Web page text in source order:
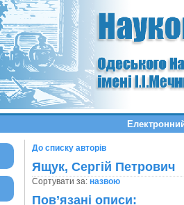
До списку авторів
Ящук, Сергій Петрович
Сортувати за: назвою
Пов’язані описи: